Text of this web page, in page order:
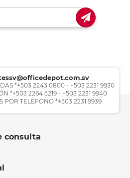
*+503 2243 0800 - +503 2231 9930
*+503 2264 5219 - +503 2231 9940
POR TELÉFONO *+503 2231 9939
consulta